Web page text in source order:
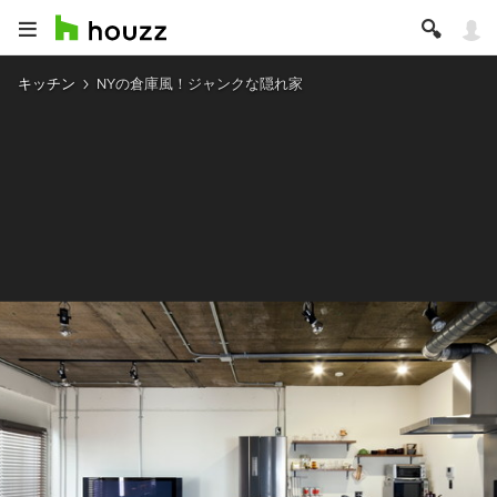
キッチン NYの倉庫風！ジャンクな隠れ家